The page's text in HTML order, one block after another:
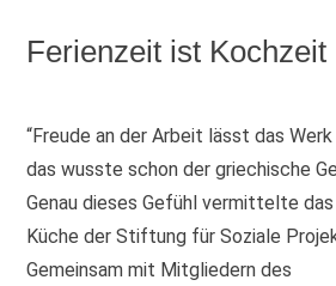
Ferienzeit ist Kochzeit
“Freude an der Arbeit lässt das
das wusste schon der griechische
Genau dieses Gefühl vermittelte
Küche der Stiftung für Soziale
Gemeinsam mit Mitgliedern des